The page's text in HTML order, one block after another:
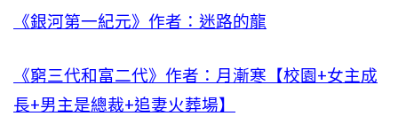
《銀河第一紀元》作者：迷路的龍
《窮三代和富二代》作者：月漸寒【校園+女主成
長+男主是總裁+追妻火葬場】